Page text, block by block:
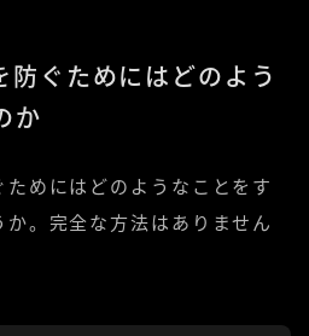
防ぐためにはどのよう
か
めにはどのようなことをす
。完全な方法はありません